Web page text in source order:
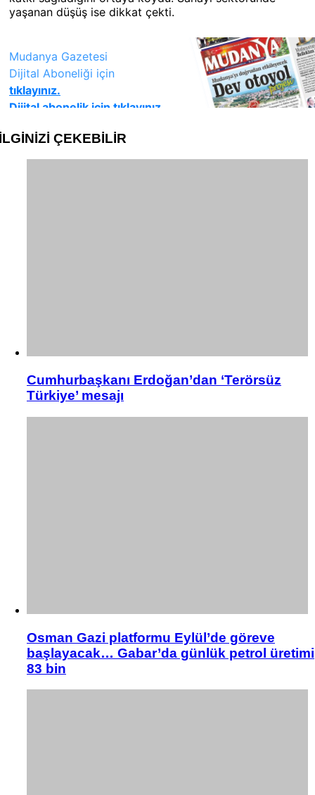
yaşanan düşüş ise dikkat çekti.
ÇEKEBİLİR
Cumhurbaşkanı Erdoğan’dan ‘Terörsüz
Türkiye’ mesajı
Osman Gazi platformu Eylül’de göreve
başlayacak… Gabar’da günlük petrol üretimi
83 bin